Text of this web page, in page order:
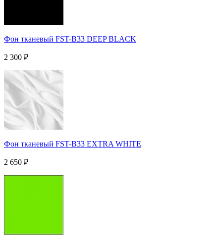
Фон тканевый FST-B33 DEEP BLACK
2 300 ₽
Фон тканевый FST-B33 EXTRA WHITE
2 650 ₽